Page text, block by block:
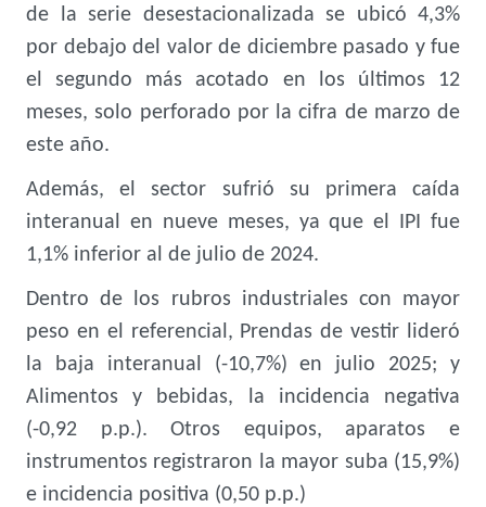
de la serie desestacionalizada se ubicó 4,3%
por debajo del valor de diciembre pasado y fue
el segundo más acotado en los últimos 12
meses, solo perforado por la cifra de marzo de
este año.
Además, el sector sufrió su primera caída
interanual en nueve meses, ya que el IPI fue
1,1% inferior al de julio de 2024.
Dentro de los rubros industriales con mayor
peso en el referencial, Prendas de vestir lideró
la baja interanual (-10,7%) en julio 2025; y
Alimentos y bebidas, la incidencia negativa
(-0,92 p.p.). Otros equipos, aparatos e
instrumentos registraron la mayor suba (15,9%)
e incidencia positiva (0,50 p.p.)